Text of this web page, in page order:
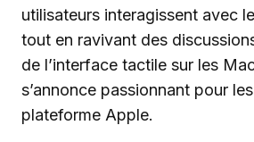
utilisateurs interagissent avec
tout en ravivant des
de l’interface tactile sur les
s’annonce passionnant pour
plateforme Apple.